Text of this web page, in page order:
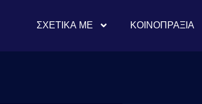
ΣΧΕΤΙΚΆ ΜΕ ΚΟΙΝΟΠΡΑΞΊΑ